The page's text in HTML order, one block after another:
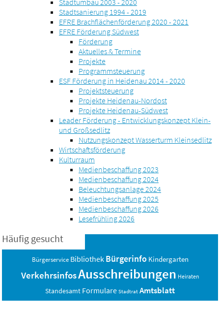
Stadtumbau 2003 - 2020
Stadtsanierung 1994 - 2019
EFRE Brachflächenförderung 2020 - 2021
EFRE Förderung Südwest
Förderung
Aktuelles & Termine
Projekte
Programmsteuerung
ESF Förderung in Heidenau 2014 - 2020
Projektsteuerung
Projekte Heidenau-Nordost
Projekte Heidenau-Südwest
Leader Förderung - Entwicklungskonzept Klein-
und Großsedlitz
Nutzungskonzept Wasserturm Kleinsedlitz
Wirtschaftsförderung
Kulturraum
Medienbeschaffung 2023
Medienbeschaffung 2024
Beleuchtungsanlage 2024
Medienbeschaffung 2025
Medienbeschaffung 2026
Lesefrühling 2026
Häufig gesucht
Bürgerservice Bibliothek Bürgerinfo Kindergarten
VerkehrsinfosAusschreibungen Heiraten
Standesamt Formulare Stadtrat Amtsblatt